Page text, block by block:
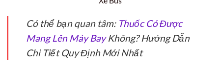
Có thể bạn quan tâm: Thuốc Có Được
Mang Lên Máy BayKhông? Hướng Dẫn
Chi Tiết Quy Định Mới Nhất